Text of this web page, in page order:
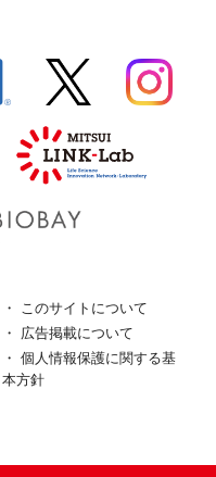
このサイトについて
広告掲載について
個人情報保護に関する基
本方針